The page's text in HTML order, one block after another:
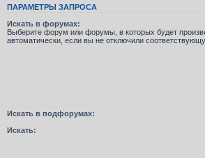
ПАРАМЕТРЫ ЗАПРОСА
Искать в форумах:
Выберите форум или форумы, в которых будет
автоматически, если вы не отключили
Искать в подфорумах:
Искать: